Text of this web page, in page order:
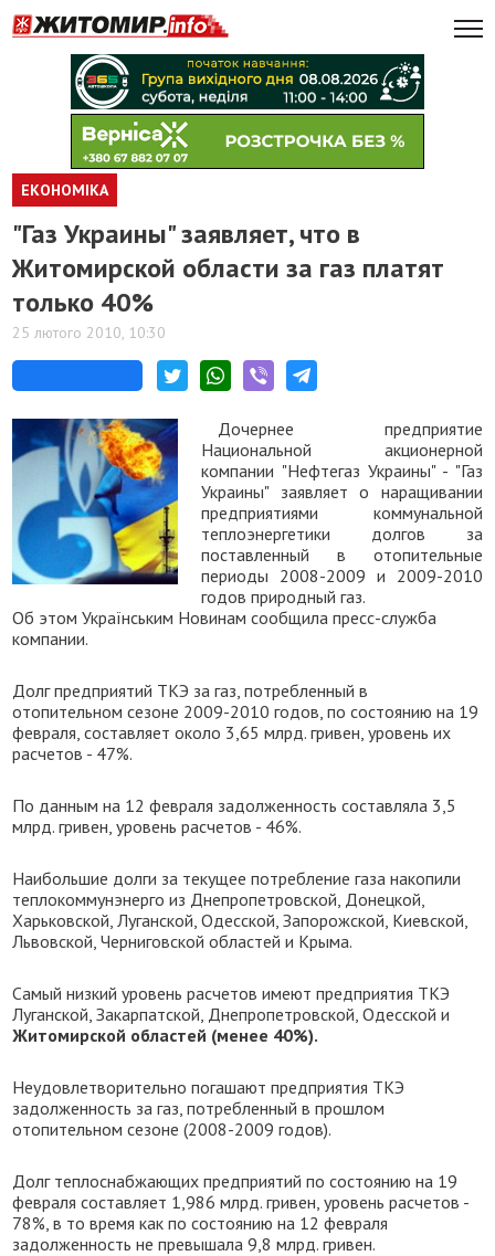
ЕКОНОМІКА
"Газ Украины" заявляет, что в
Житомирской области за газ платят
только 40%
25 лютого 2010, 10:30
Дочернее предприятие
Национальной акционерной
компании "Нефтегаз Украины" - "Газ
Украины" заявляет о наращивании
предприятиями коммунальной
теплоэнергетики долгов за
поставленный в отопительные
периоды 2008-2009 и 2009-2010
годов природный газ.
Об этом Українським Новинам сообщила пресс-служба
компании.
Долг предприятий ТКЭ за газ, потребленный в
отопительном сезоне 2009-2010 годов, по состоянию на 19
февраля, составляет около 3,65 млрд. гривен, уровень их
расчетов - 47%.
По данным на 12 февраля задолженность составляла 3,5
млрд. гривен, уровень расчетов - 46%.
Наибольшие долги за текущее потребление газа накопили
теплокоммунэнерго из Днепропетровской, Донецкой,
Харьковской, Луганской, Одесской, Запорожской, Киевской,
Львовской, Черниговской областей и Крыма.
Самый низкий уровень расчетов имеют предприятия ТКЭ
Луганской, Закарпатской, Днепропетровской, Одесской и
Житомирской областей (менее 40%).
Неудовлетворительно погашают предприятия ТКЭ
задолженность за газ, потребленный в прошлом
отопительном сезоне (2008-2009 годов).
Долг теплоснабжающих предприятий по состоянию на 19
февраля составляет 1,986 млрд. гривен, уровень расчетов -
78%, в то время как по состоянию на 12 февраля
задолженность не превышала 9,8 млрд. гривен.